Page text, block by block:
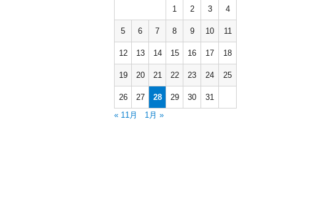
1 2 3 4
5 6 7 8 9 10 11
12 13 14 15 16 17 18
19 20 21 22 23 24 25
26 27 28 29 30
31
« 11月
1月 »